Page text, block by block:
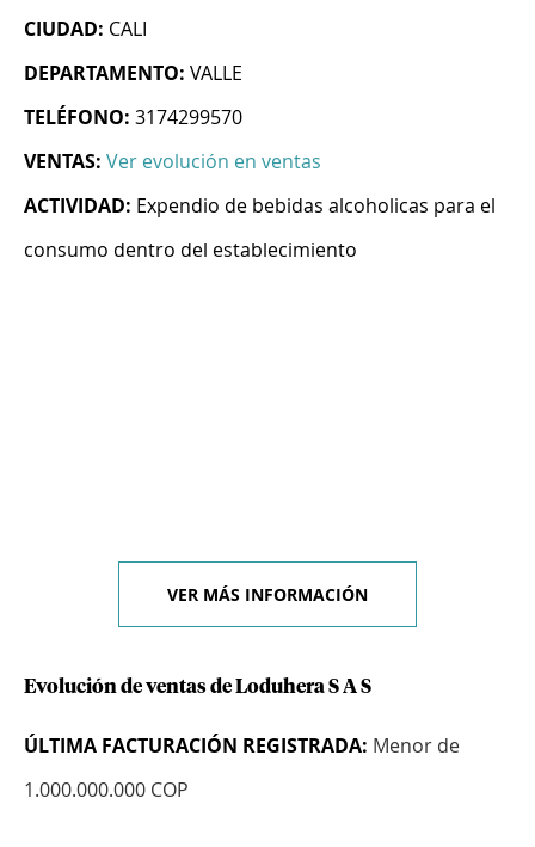
CIUDAD: CALI
DEPARTAMENTO: VALLE
TELÉFONO: 3174299570
VENTAS: Ver evolución en ventas
ACTIVIDAD: Expendio de bebidas alcoholicas para el
consumo dentro del establecimiento
VER MÁS INFORMACIÓN
Evolución de ventas de Loduhera S A S
ÚLTIMA FACTURACIÓN REGISTRADA: Menor de
1.000.000.000 COP